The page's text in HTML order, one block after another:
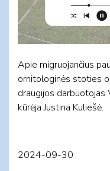
Apie migruojančius
ornitologinės stoties
draugijos darbuotojas
kūrėja Justina Kuliešė.
2024-09-30